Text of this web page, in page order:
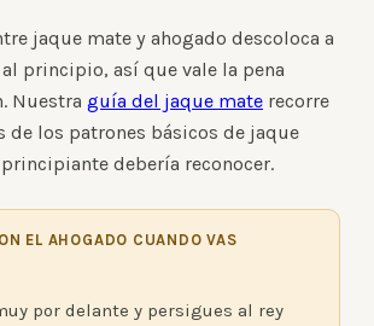
jaque mate y ahogado descoloca a
principio, así que vale la pena
Nuestra guía del jaque mate recorre
de los patrones básicos de jaque
debería reconocer.
EL AHOGADO CUANDO VAS
por delante y persigues al rey